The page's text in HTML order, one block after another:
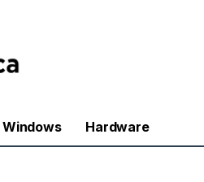
Windows Hardware